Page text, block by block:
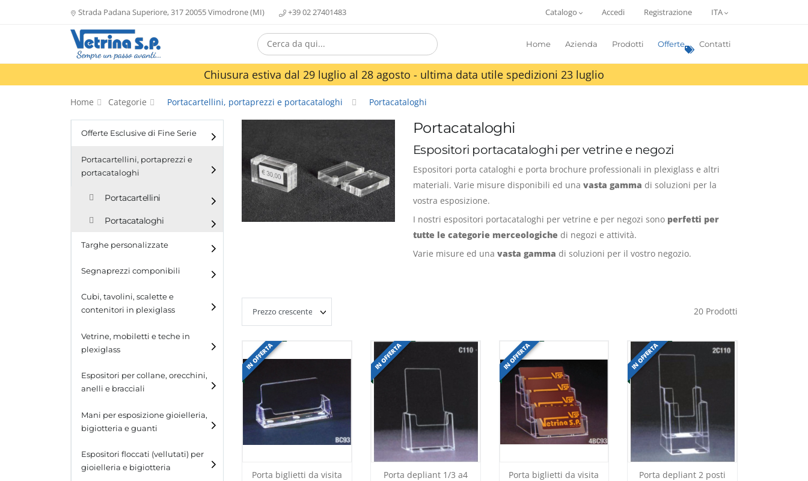
Strada Padana Superiore, 317 20055 Vimodrone (MI) +39 02 27401483 Catalogo Accedi Registrazione ITA
Home Azienda Prodotti Offerte Contatti
Chiusura estiva dal 29 luglio al 28 agosto - ultima data utile spedizioni 23 luglio
Home Categorie Portacartellini, portaprezzi e portacataloghi Portacataloghi
Offerte Esclusive di Fine Serie
Portacartellini, portaprezzi e
portacataloghi
Portacartellini
Portacataloghi
Targhe personalizzate
Segnaprezzi componibili
Cubi, tavolini, scalette e
contenitori in plexiglass
Cubi
Scalette
Vetrine, mobiletti e teche in
plexiglass
Espositori per collane, orecchini,
anelli e bracciali
Espositori per collane
Espositori per anelli
Mani per esposizione gioielleria,
bigiotteria e guanti
Espositori floccati (vellutati) per
gioielleria e bigiotteria
Portacataloghi
Espositori portacataloghi per vetrine e negozi
Espositori porta cataloghi e porta brochure professionali in plexiglass e altri
materiali. Varie misure disponibili ed una vasta gamma di soluzioni per la
vostra esposizione.
I nostri espositori portacataloghi per vetrine e per negozi sono perfetti per
tutte le categorie merceologiche di negozi e attività.
Varie misure ed una vasta gamma di soluzioni per il vostro negozio.
20 Prodotti
IN OFFERTA
Porta biglietti da visita
IN OFFERTA
Porta depliant 1/3 a4
IN OFFERTA
Porta biglietti da visita
IN OFFERTA
Porta depliant 2 posti